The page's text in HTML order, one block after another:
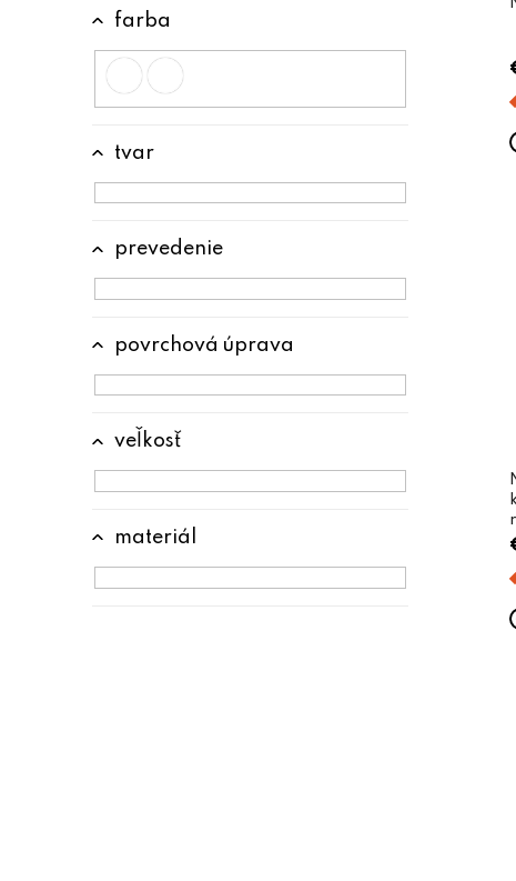
farba
materiál
povrchová úprava
prevedenie
tvar
veľkosť
d
o
d
o